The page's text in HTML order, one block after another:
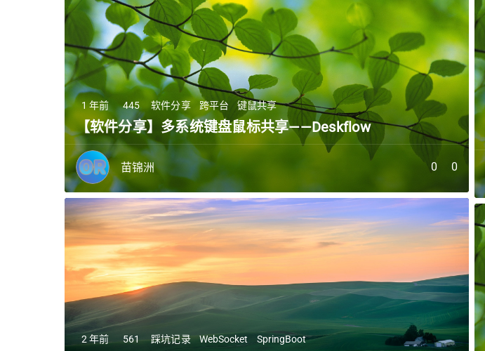
1 年前 445 软件分享 跨平台 键鼠共享
【软件分享】多系统键盘鼠标共享——Deskflow
苗锦洲 0 0
2 年前 561 踩坑记录 WebSocket SpringBoot